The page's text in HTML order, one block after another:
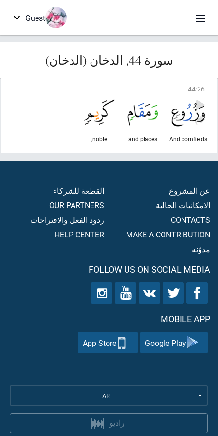
Guest
سورة 44, الدخان (الدخان)
44:26
And cornfields
and places
noble,
عن المشروع
الامكانيات الحالية
CONTACTS
MAKE A CONTRIBUTION
مدوّنه
القطعة للشركاء
OUR PARTNERS
ردود الفعل والاقتراحات
HELP CENTER
FOLLOW US ON SOCIAL MEDIA
MOBILE APP
Google Play
App Store
AR
راديو